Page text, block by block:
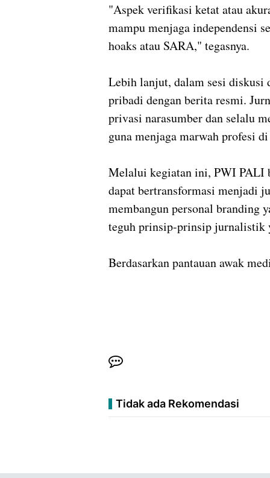
‎"Aspek verifikasi ketat atau
mampu menjaga independensi
hoaks atau SARA," tegasnya.
‎Lebih lanjut, dalam sesi diskusi
pribadi dengan berita resmi.
privasi narasumber dan selalu
guna menjaga marwah profesi
‎Melalui kegiatan ini, PWI PALI
dapat bertransformasi menjadi
membangun personal branding
teguh prinsip-prinsip jurnalistik
‎Berdasarkan pantauan awak
Tidak ada Rekomendasi